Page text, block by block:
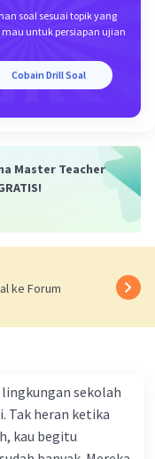
soal sesuai topik yang
untuk persiapan ujian
Cobain Drill Soal
Master Teacher
ke Forum
lingkungan sekolah
Tak heran ketika
kau begitu